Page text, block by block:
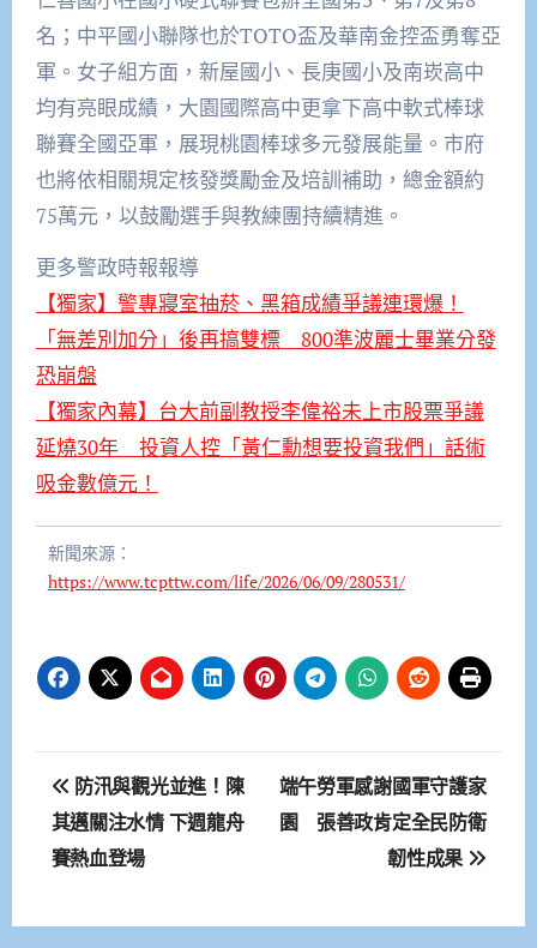
名；中平國小聯隊也於TOTO盃及華南金控盃勇奪亞
軍。女子組方面，新屋國小、長庚國小及南崁高中
均有亮眼成績，大園國際高中更拿下高中軟式棒球
聯賽全國亞軍，展現桃園棒球多元發展能量。市府
也將依相關規定核發獎勵金及培訓補助，總金額約
75萬元，以鼓勵選手與教練團持續精進。
更多警政時報報導
【獨家】警專寢室抽菸、黑箱成績爭議連環爆！
「無差別加分」後再搞雙標 800準波麗士畢業分發
恐崩盤
【獨家內幕】台大前副教授李偉裕未上市股票爭議
延燒30年 投資人控「黃仁勳想要投資我們」話術
吸金數億元！
新聞來源：
https://www.tcpttw.com/life/2026/06/09/280531/
文
章
導
覽
防汛與觀光並進！陳
其邁關注水情 下週龍舟
賽熱血登場
端午勞軍感謝國軍守護家
園 張善政肯定全民防衛
韌性成果